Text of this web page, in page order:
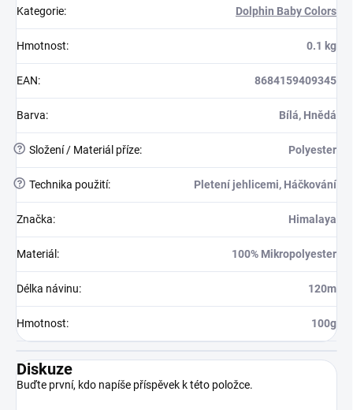
Kategorie: Dolphin Baby Colors
Hmotnost: 0.1 kg
EAN: 8684159409345
Barva: Bílá, Hnědá
? Složení / Materiál příze: Polyester
? Technika použití: Pletení jehlicemi, Háčkování
Značka: Himalaya
Materiál : 100% Mikropolyester
Délka návinu: 120m
Hmotnost: 100g
Diskuze
Buďte první, kdo napíše příspěvek k této položce.